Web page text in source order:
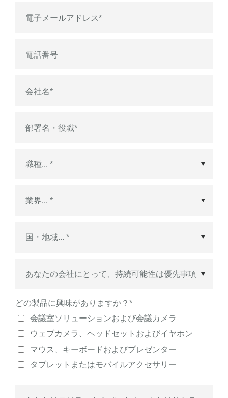
電子メールアドレス*
電話番号
会社名*
部署名・役職*
国・地域
どの製品に興味がありますか？ *
会議室ソリューションおよび会議カメラ
ウェブカメラ、ヘッドセットおよびイヤホン
マウス、キーボードおよびプレゼンター
タブレットまたはモバイルアクセサリー